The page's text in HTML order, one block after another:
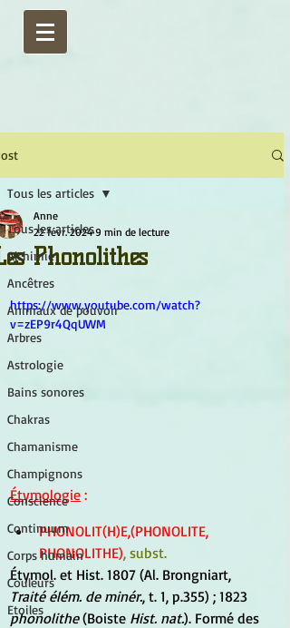
Tous les articles
Alchimie
Ancêtres
Animaux de pouvoir
Arbres
Astrologie
Bains sonores
Chakras
Chamanisme
Champignons
Conscience
Continuum
Corps humain
Couleurs
Etoiles
Tous les articles
Phonolithes
Anne
22 févr. 2024 9 min de lecture
https://www.youtube.com/watch?
v=zEP9r4QqUWM
Étymologie :
PHONOLIT(H)E,(PHONOLITE,
PHONOLITHE), subst.
Étymol. et Hist. 1807 (Al. Brongniart,
Traité élém. de minér., t. 1, p.355) ; 1823
phonolithe (Boiste Hist. nat.). Formé des